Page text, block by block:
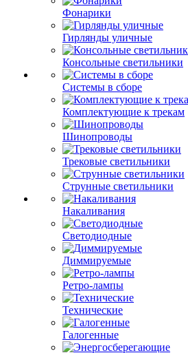
Фонарики
Гирлянды уличные
Консольные светильники
Системы в сборе
Комплектующие к трекам
Шинопроводы
Трековые светильники
Струнные светильники
Накаливания
Светодиодные
Диммируемые
Ретро-лампы
Технические
Галогенные